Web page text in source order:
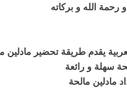
رحمة الله و بركاته
يقدم طريقة تحضير مادلين
سهلة و رائعة
مادلين مالحة